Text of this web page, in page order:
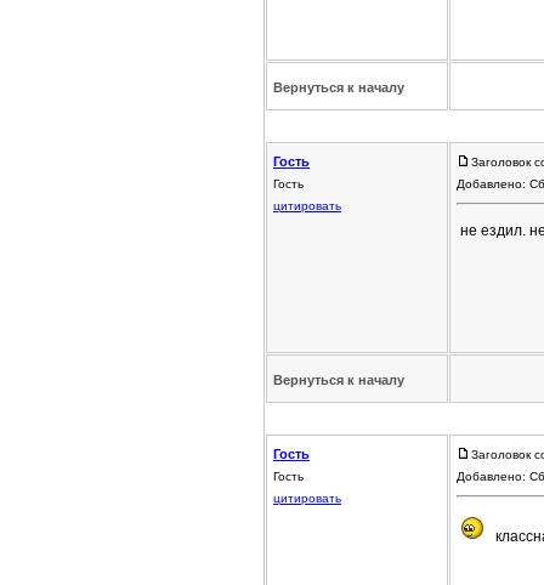
Вернуться к началу
Гость
Гость
цитировать
Заголовок
Добавлено:
не ездил.
Вернуться к началу
Гость
Гость
цитировать
Заголовок
Добавлено: